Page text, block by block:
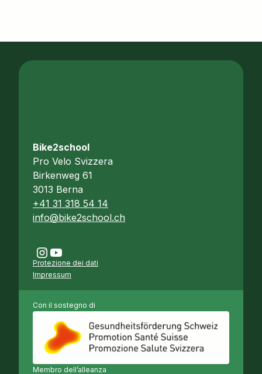
Bike2school
Pro Velo Svizzera
Birkenweg 61
3013 Berna
+41 31 318 54 14
info@bike2school.ch
Protezione dei dati
Impressum
Con il sostegno di
Membro dell’alleanza